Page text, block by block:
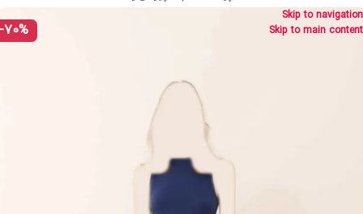
Skip to navigation
Skip to main content
-70%